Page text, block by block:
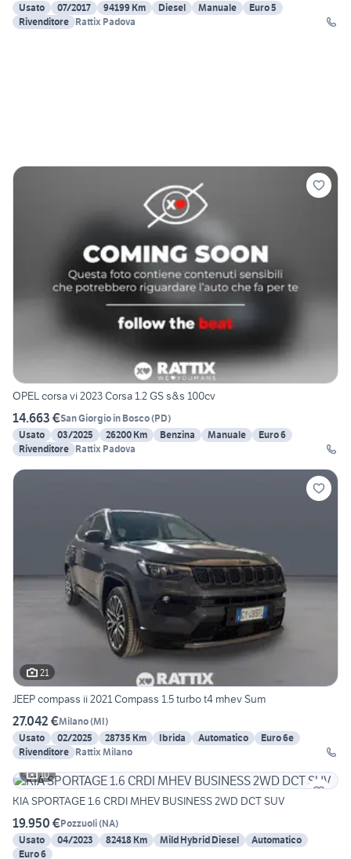
Usato
07/2017 94199 Km Diesel Manuale
Euro 5
Rivenditore Rattix Padova
OPEL corsa vi 2023 Corsa 1.2 GS s&s 100cv
14.663 €San Giorgio in Bosco(PD)
Usato
03/2025 26200 Km Benzina Manuale
Euro 6
Rivenditore Rattix Padova
21
JEEP compass ii 2021 Compass 1.5 turbo t4 mhev Sum
27.042 €Milano(MI)
Usato
02/2025 28735 Km Ibrida Automatico
Euro 6e
Rivenditore Rattix Milano
10
KIA SPORTAGE 1.6 CRDI MHEV BUSINESS 2WD DCT SUV
19.950 €Pozzuoli(NA)
Usato
04/2023 82418 Km Mild Hybrid Diesel
Automatico
Euro 6